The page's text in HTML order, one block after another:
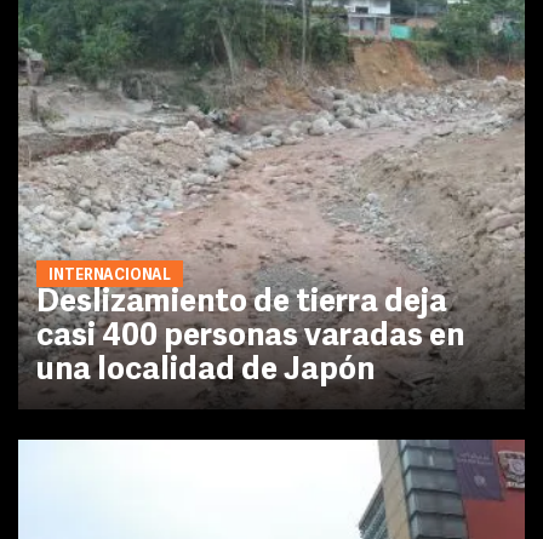
INTERNACIONAL
Deslizamiento de tierra deja
casi 400 personas varadas en
una localidad de Japón